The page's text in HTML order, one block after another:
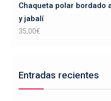
Chaqueta polar bordado
y jabalí
35,00€
Entradas recientes